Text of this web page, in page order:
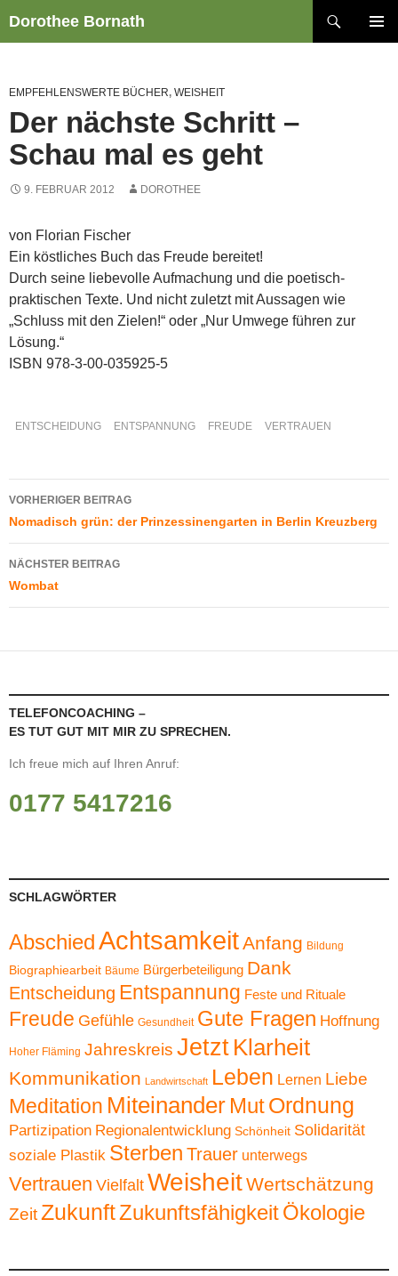
Inhalt
Dorothee Bornath
EMPFEHLENSWERTE BÜCHER, WEISHEIT
Der nächste Schritt –
Schau mal es geht
9. FEBRUAR 2012 DOROTHEE
von Florian Fischer
Ein köstliches Buch das Freude bereitet!
Durch seine liebevolle Aufmachung und die poetisch-
praktischen Texte. Und nicht zuletzt mit Aussagen wie
„Schluss mit den Zielen!“ oder „Nur Umwege führen zur
Lösung.“
ISBN 978-3-00-035925-5
ENTSCHEIDUNG ENTSPANNUNG FREUDE VERTRAUEN
Beitragsnavigation
VORHERIGER BEITRAG
Nomadisch grün: der Prinzessinengarten in Berlin Kreuzberg
NÄCHSTER BEITRAG
Wombat
TELEFONCOACHING –
ES TUT GUT MIT MIR ZU SPRECHEN.
Ich freue mich auf Ihren Anruf:
0177 5417216
SCHLAGWÖRTER
AbschiedAchtsamkeitAnfang Bildung
Biographiearbeit Bäume Bürgerbeteiligung Dank
Entscheidung Entspannung Feste und Rituale
Freude Gefühle Gesundheit Gute Fragen Hoffnung
Hoher Fläming Jahreskreis Jetzt Klarheit
Kommunikation Landwirtschaft Leben Lernen Liebe
Meditation Miteinander MutOrdnung
Partizipation Regionalentwicklung Schönheit Solidarität
soziale Plastik Sterben Trauer unterwegs
Vertrauen Vielfalt WeisheitWertschätzung
ZeitZukunftZukunftsfähigkeitÖkologie